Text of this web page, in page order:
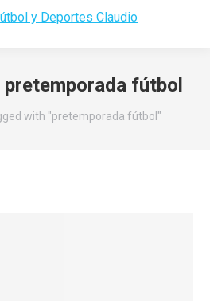
pretemporada fútbol
with "pretemporada fútbol"